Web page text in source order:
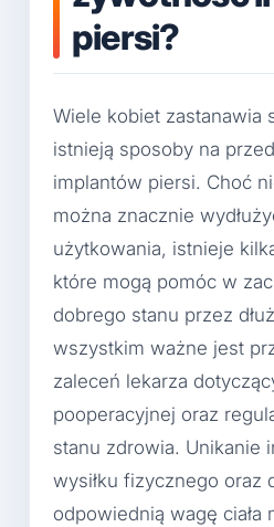
piersi?
Wiele kobiet zastanawia
istnieją sposoby na
implantów piersi. Choć
można znacznie
użytkowania, istnieje
które mogą pomóc w
dobrego stanu przez
wszystkim ważne jest
zaleceń lekarza
pooperacyjnej oraz
stanu zdrowia. Unikanie
wysiłku fizycznego oraz
odpowiednią wagę ciała